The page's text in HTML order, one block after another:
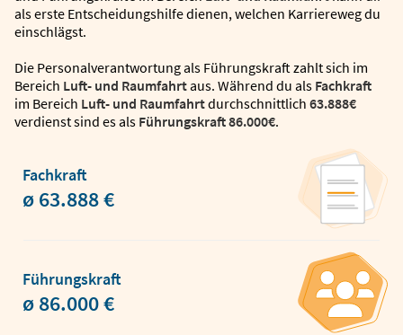
als erste Entscheidungshilfe dienen, welchen Karriereweg du
einschlägst.
Die Personalverantwortung als Führungskraft zahlt sich im
Bereich Luft- und Raumfahrtaus. Während du als Fachkraft
im Bereich Luft- und Raumfahrtdurchschnittlich 63.888€
verdienst sind es als Führungskraft86.000€.
Fachkraft
ø 63.888 €
Führungskraft
ø 86.000 €